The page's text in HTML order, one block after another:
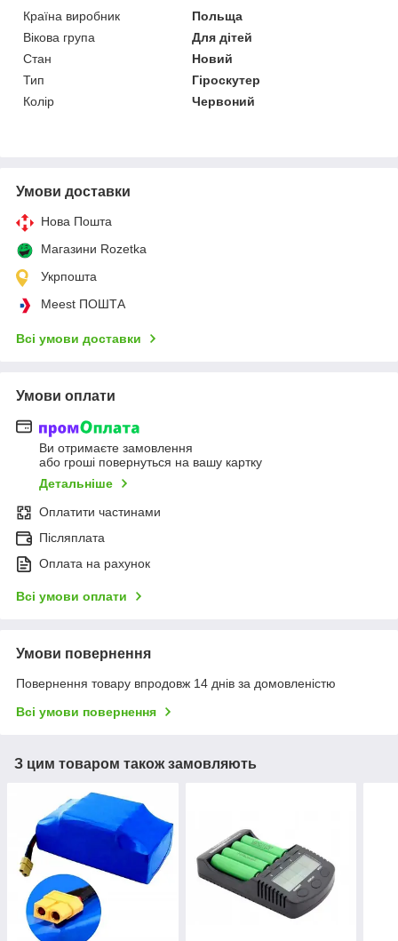
Країна виробник
Польща
Вікова група
Для дітей
Стан
Новий
Тип
Гіроскутер
Колір
Червоний
Умови доставки
Нова Пошта
Магазини Rozetka
Укрпошта
Meest ПОШТА
Всі умови доставки
Умови оплати
Ви отримаєте замовлення
або гроші повернуться на вашу картку
Детальніше
Оплатити частинами
Післяплата
Оплата на рахунок
Всі умови оплати
Умови повернення
Повернення товару впродовж 14 днів за домовленістю
Всі умови повернення
З цим товаром також замовляють